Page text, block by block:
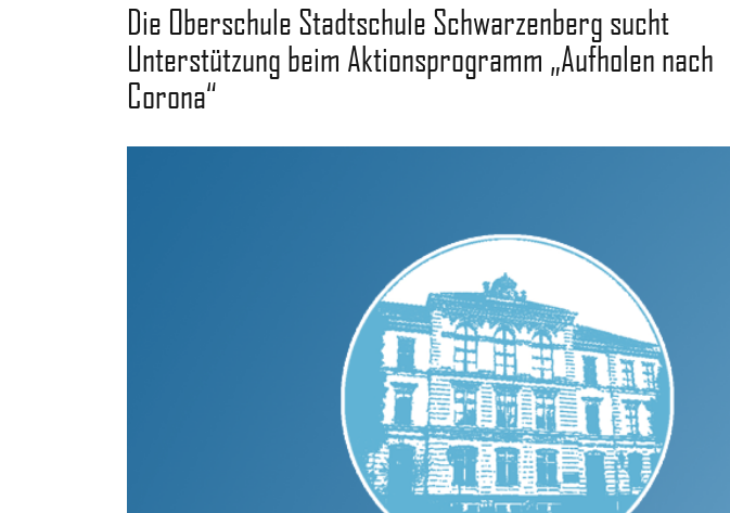
Die Oberschule Stadtschule Schwarzenberg sucht
Unterstützung beim Aktionsprogramm „Aufholen nach
Corona“